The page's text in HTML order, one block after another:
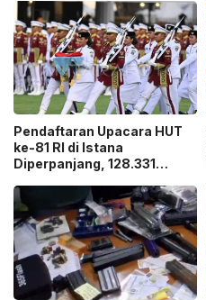
Pendaftaran Upacara HUT
ke-81 RI di Istana
Diperpanjang, 128.331
Ticket”